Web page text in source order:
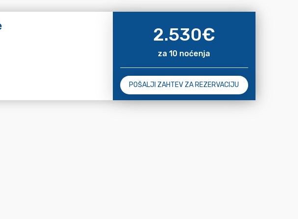
2.530€
za 10 noćenja
POŠALJI ZAHTEV ZA REZERVACIJU